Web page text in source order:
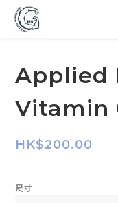
Applied
Vitamin
HK$200.00
尺寸